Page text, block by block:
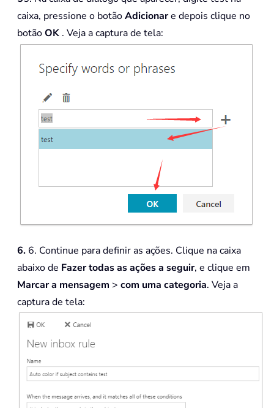
caixa, pressione o botãoAdicionare depois clique no
botãoOK . Veja a captura de tela:
6. 6. Continue para definir as ações. Clique na caixa
abaixo de Fazer todas as ações a seguir, e clique em
Marcar a mensagem > com uma categoria. Veja a
captura de tela: